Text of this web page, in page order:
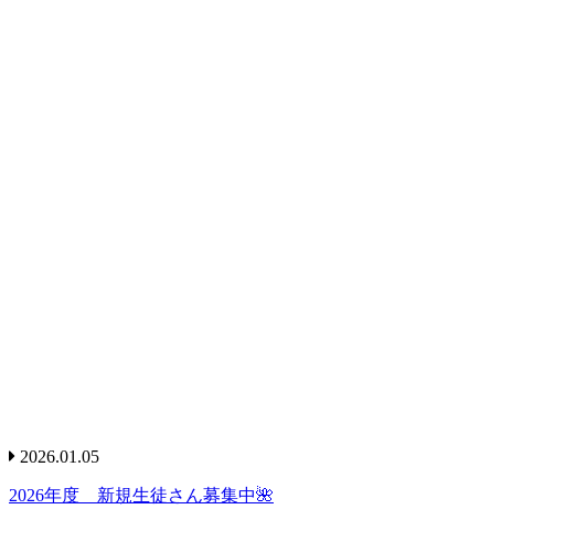
2026.01.05
2026年度 新規生徒さん募集中🌺